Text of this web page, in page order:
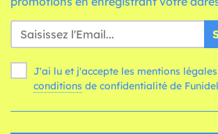
J'ai lu et j'accepte les mentions
conditions de confidentialité de